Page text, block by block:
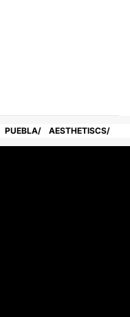
PUEBLA AESTHETISCS